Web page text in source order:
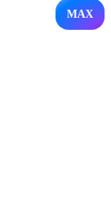
MAX